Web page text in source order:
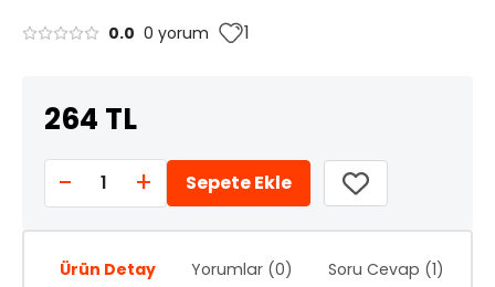
0.0 0 yorum 1
264 TL
- 1 + Sepete Ekle
Ürün Detay Yorumlar (0) Soru Cevap (1)